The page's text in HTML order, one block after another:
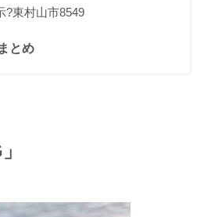
?東村山市8549
とめ